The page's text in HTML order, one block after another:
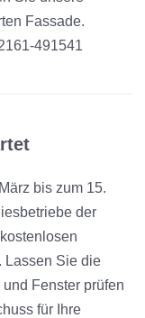
Fassade.
491541
bis zum 15.
der
Lassen Sie die
Fenster prüfen
für Ihre